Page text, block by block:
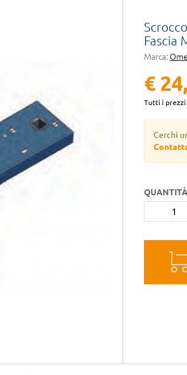
Fascia
Marca:
€
Tutti i prezzi
Cerchi
QUANTITÀ